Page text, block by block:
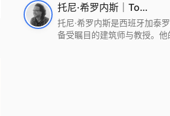
2022 DFA中获Merit,2021
A+ Firm Awards中获Special
Mention：Best Young Firm，
进的设计方法、多元的专业团
化的作品著称，曾获密斯·凡·
Bigmat奖等多项重要奖项。
托尼·希罗内斯｜Toni Gironès
托尼·希罗内斯是西班牙加泰
备受瞩目的建筑师与教授。他